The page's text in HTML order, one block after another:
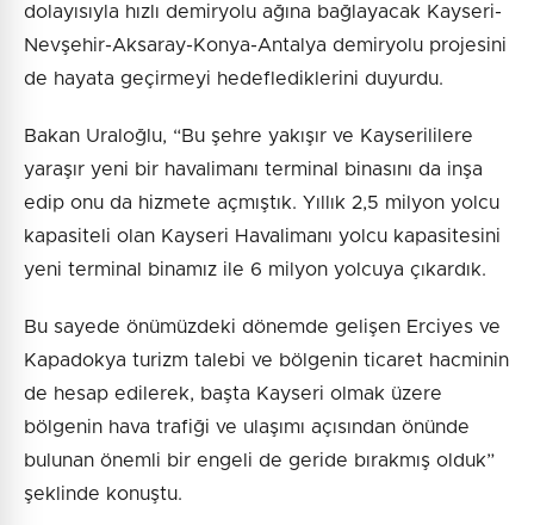
dolayısıyla hızlı demiryolu ağına bağlayacak Kayseri-
Nevşehir-Aksaray-Konya-Antalya demiryolu projesini
de hayata geçirmeyi hedeflediklerini duyurdu.
Bakan Uraloğlu, “Bu şehre yakışır ve Kayserililere
yaraşır yeni bir havalimanı terminal binasını da inşa
edip onu da hizmete açmıştık. Yıllık 2,5 milyon yolcu
kapasiteli olan Kayseri Havalimanı yolcu kapasitesini
yeni terminal binamız ile 6 milyon yolcuya çıkardık.
Bu sayede önümüzdeki dönemde gelişen Erciyes ve
Kapadokya turizm talebi ve bölgenin ticaret hacminin
de hesap edilerek, başta Kayseri olmak üzere
bölgenin hava trafiği ve ulaşımı açısından önünde
bulunan önemli bir engeli de geride bırakmış olduk”
şeklinde konuştu.